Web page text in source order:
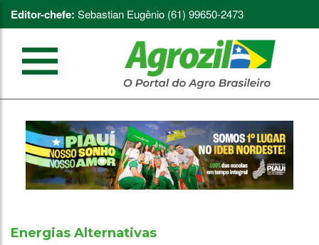
Editor-chefe: Sebastian Eugênio (61) 99650-2473
Energias Alternativas